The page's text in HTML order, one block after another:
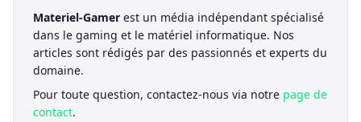
Materiel-Gamer est un média indépendant spécialisé
dans le gaming et le matériel informatique. Nos
articles sont rédigés par des passionnés et experts du
domaine.
Pour toute question, contactez-nous via notre page de
contact.